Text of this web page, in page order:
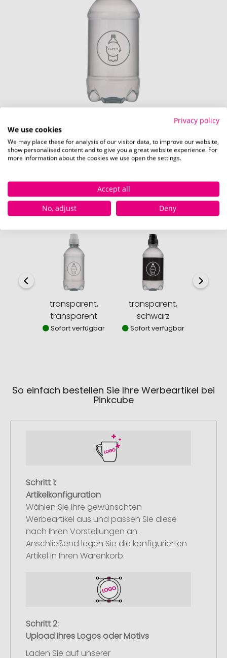
Schnell und einfachhierdie Standskizze
Verfügbare Farben
transparent,
transparent
Sofort verfügbar
transparent,
schwarz
Sofort verfügbar
So einfach bestellen Sie Ihre Werbeartikel bei
Pinkcube
Schritt 1:
Artikelkonfiguration
Wählen Sie Ihre gewünschten
Werbeartikel aus und passen Sie diese
nach Ihren Vorstellungen an.
Anschließend legen Sie die konfigurierten
Artikel in Ihren Warenkorb.
Schritt 2:
Upload Ihres Logos oder Motivs
Laden Sie auf unserer
Privacy policy
We use cookies
We may place these for analysis of our visitor data, to improve our website,
show personalised content and to give you a great website experience. For
more information about the cookies we use open the settings.
Accept all
No, adjust
Deny